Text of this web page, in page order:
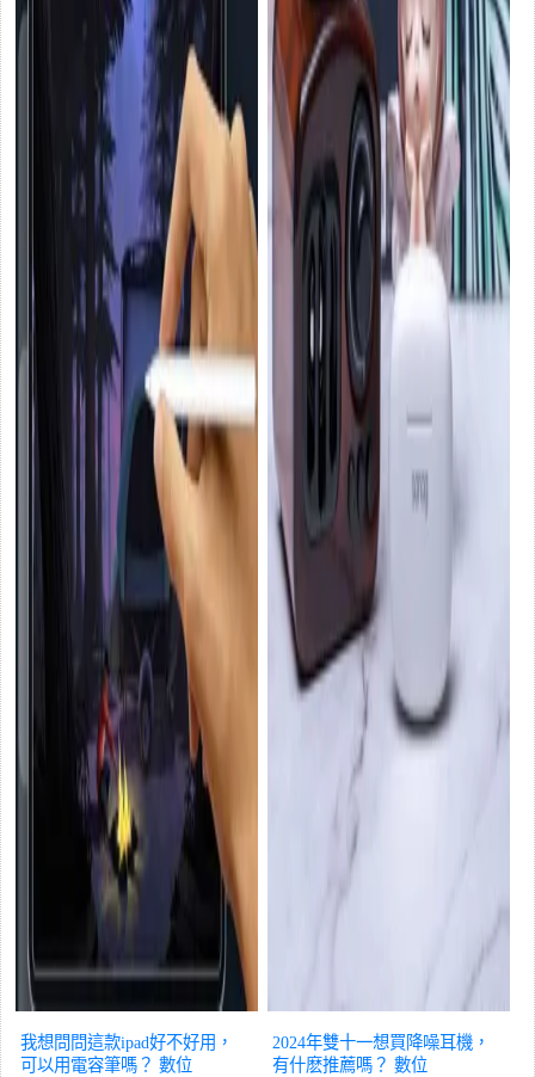
我想問問這款ipad好不好用，
可以用電容筆嗎？ 數位
2024年雙十一想買降噪耳機，
有什麽推薦嗎？ 數位